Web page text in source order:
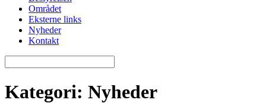
Området
Eksterne links
Nyheder
Kontakt
Kategori: Nyheder